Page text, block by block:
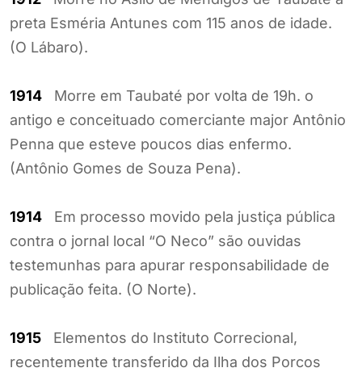
preta Esméria Antunes com 115 anos de idade.
(O Lábaro).
1914 Morre em Taubaté por volta de 19h. o
antigo e conceituado comerciante major Antônio
Penna que esteve poucos dias enfermo.
(Antônio Gomes de Souza Pena).
1914 Em processo movido pela justiça pública
contra o jornal local “O Neco” são ouvidas
testemunhas para apurar responsabilidade de
publicação feita. (O Norte).
1915 Elementos do Instituto Correcional,
recentemente transferido da Ilha dos Porcos